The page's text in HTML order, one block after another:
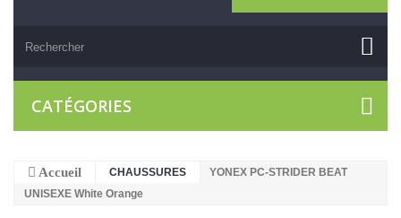
CATÉGORIES
Accueil CHAUSSURES
YONEX PC-STRIDER BEAT
UNISEXE White Orange